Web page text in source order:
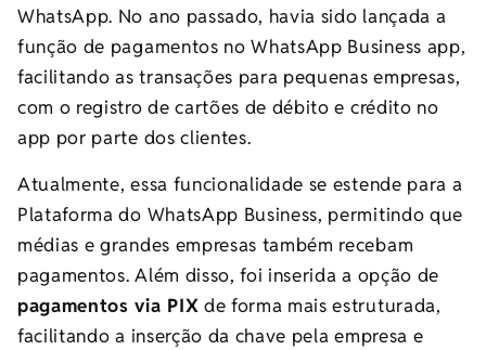
WhatsApp. No ano passado, havia sido lançada a
função de pagamentos no WhatsApp Business app,
facilitando as transações para pequenas empresas,
com o registro de cartões de débito e crédito no
app por parte dos clientes.
Atualmente, essa funcionalidade se estende para a
Plataforma do WhatsApp Business, permitindo que
médias e grandes empresas também recebam
pagamentos. Além disso, foi inserida a opção de
pagamentos via PIX de forma mais estruturada,
facilitando a inserção da chave pela empresa e